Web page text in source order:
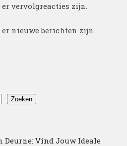
vervolgreacties zijn.
nieuwe berichten zijn.
Zoeken
Deurne: Vind Jouw Ideale